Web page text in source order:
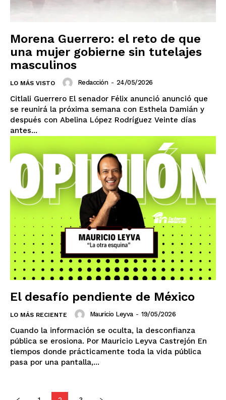
Morena Guerrero: el reto de que
una mujer gobierne sin tutelajes
masculinos
LO MÁS VISTO Redacción - 24/05/2026
Citlali Guerrero El senador Félix anunció anunció que
se reunirá la próxima semana con Esthela Damián y
después con Abelina López Rodríguez Veinte días
antes...
El desafío pendiente de México
LO MÁS RECIENTE Mauricio Leyva - 19/05/2026
Cuando la información se oculta, la desconfianza
pública se erosiona. Por Mauricio Leyva Castrejón En
tiempos donde prácticamente toda la vida pública
pasa por una pantalla,...